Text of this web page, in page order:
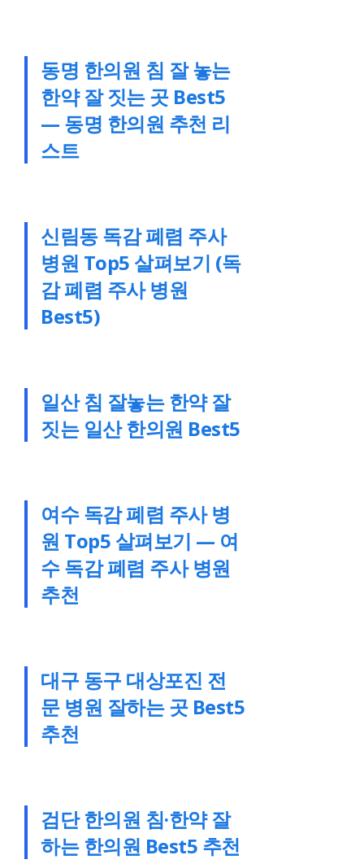
동명 한의원 침 잘 놓는
한약 잘 짓는 곳 Best5
— 동명 한의원 추천 리
스트
신림동 독감 폐렴 주사
병원 Top5 살펴보기 (독
감 폐렴 주사 병원
Best5)
일산 침 잘놓는 한약 잘
짓는 일산 한의원 Best5
여수 독감 폐렴 주사 병
원 Top5 살펴보기 — 여
수 독감 폐렴 주사 병원
추천
대구 동구 대상포진 전
문 병원 잘하는 곳 Best5
추천
검단 한의원 침·한약 잘
하는 한의원 Best5 추천